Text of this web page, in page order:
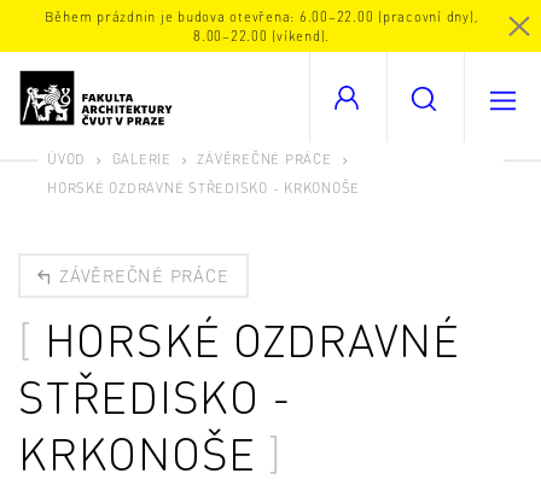
Během prázdnin je budova otevřena: 6.00–22.00 (pracovní dny),
8.00–22.00 (víkend).
ÚVOD GALERIE
ZÁVĚREČNÉ PRÁCE
HORSKÉ OZDRAVNÉ STŘEDISKO - KRKONOŠE
ZÁVĚREČNÉ PRÁCE
HORSKÉ OZDRAVNÉ
STŘEDISKO -
KRKONOŠE